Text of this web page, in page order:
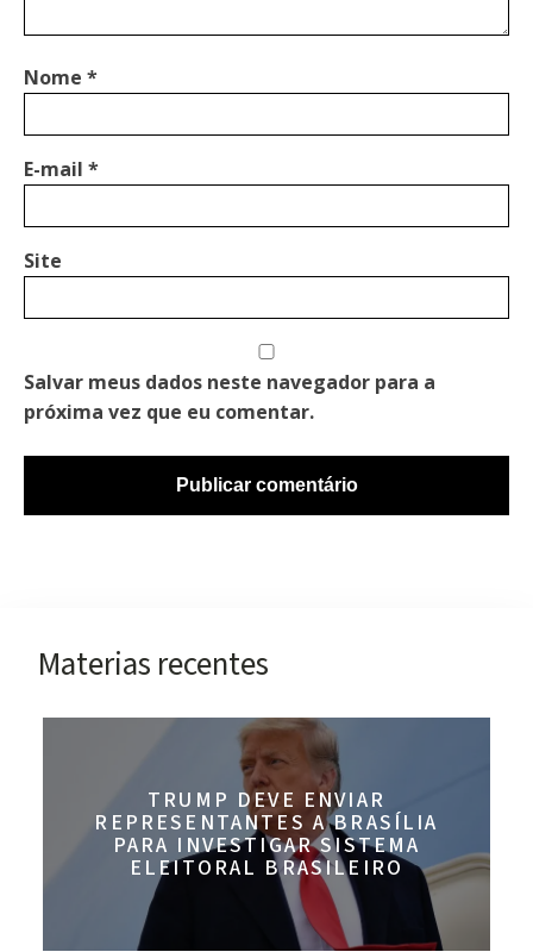
Nome *
E-mail *
Site
Salvar meus dados neste navegador para a
próxima vez que eu comentar.
Materias recentes
TRUMP DEVE ENVIAR
REPRESENTANTES A BRASÍLIA
PARA INVESTIGAR SISTEMA
ELEITORAL BRASILEIRO